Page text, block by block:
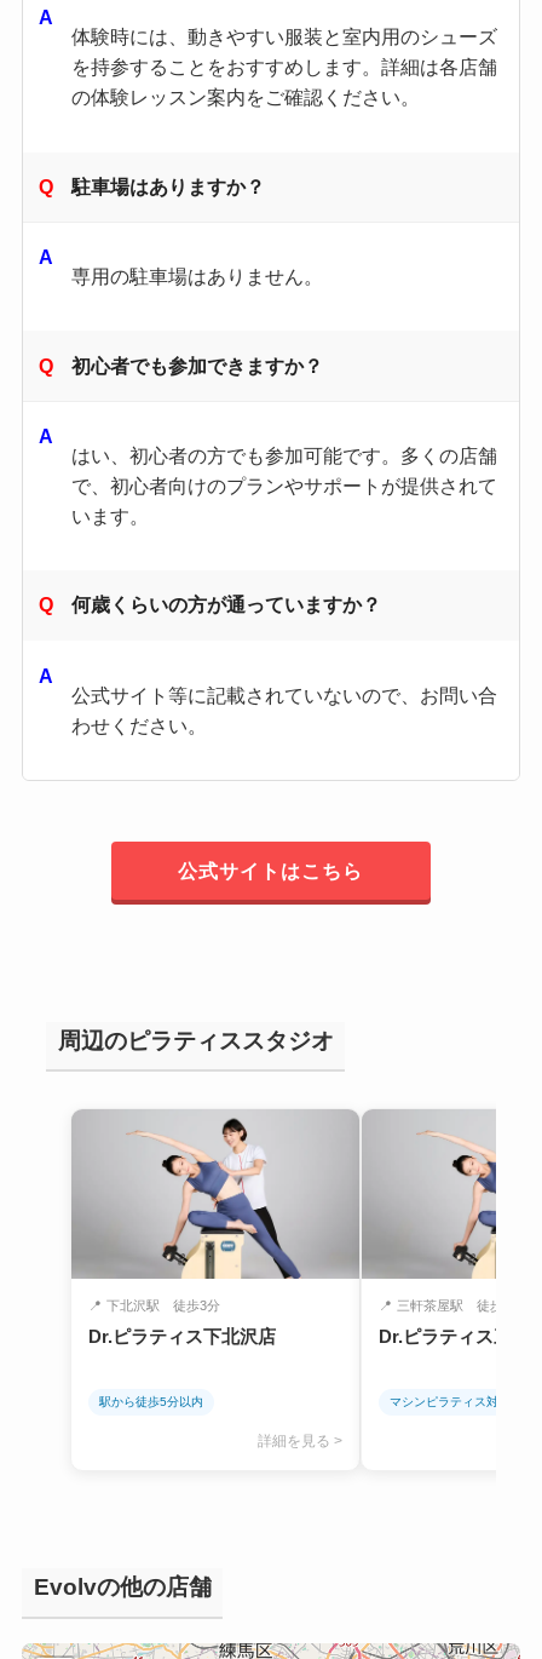
体験時には、動きやすい服装と室内用のシューズ
を持参することをおすすめします。詳細は各店舗
の体験レッスン案内をご確認ください。
駐車場はありますか？
専用の駐車場はありません。
初心者でも参加できますか？
はい、初心者の方でも参加可能です。多くの店舗
で、初心者向けのプランやサポートが提供されて
います。
何歳くらいの方が通っていますか？
公式サイト等に記載されていないので、お問い合
わせください。
公式サイトはこちら
周辺のピラティススタジオ
📍 下北沢駅 徒歩3分
Dr.ピラティス下北沢店
駅から徒歩5分以内
詳細を見る >
📍 三軒茶屋駅 徒歩5分
Dr.ピラティス三軒
マシンピラティス対応
Evolvの他の店舗